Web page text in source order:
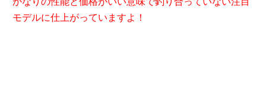
モデルに仕上がっていますよ！